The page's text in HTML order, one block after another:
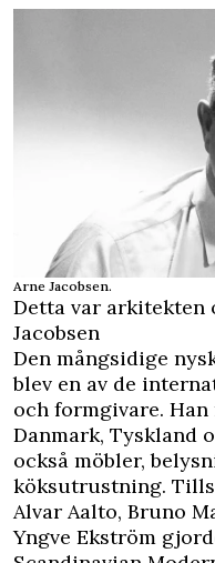
Arne Jacobsen.
Detta var arkitekten
Jacobsen
Den mångsidige
blev en av de
och formgivare.
Danmark, Tyskland
också möbler,
köksutrustning.
Alvar Aalto, Bruno
Yngve Ekström